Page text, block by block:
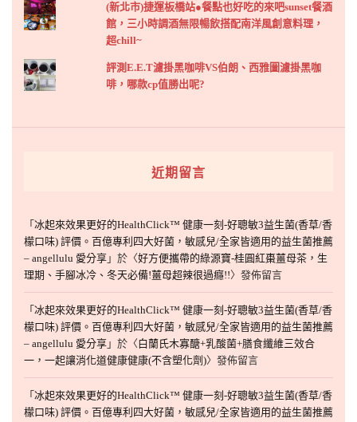
(新北市)捷運板橋站●餐點也好吃的來吧sunset餐酒
館，三小時調酒無限暢飲搭配南洋風創意料理，
超chill~
評測E.E.T濾掛黑咖啡VS伯朗、西雅圖濾掛黑咖
啡，哪款cp值勝出呢?
近期留言
「 冰起來效果更好的HealthClick™ 健康一刻-好聰敏3益生菌(香草/香
檬口味) 評價。百億專利四大好菌，敏感兒/全家皆適用的益生菌推薦
– angellulu 愛分享 」於〈好方便攜帶的綠源寶-桂圓紅棗薑母茶，生
理期、手腳冰冷、冬天必備!薑母超辣很過癮!!〉發佈留言
「 冰起來效果更好的HealthClick™ 健康一刻-好聰敏3益生菌(香草/香
檬口味) 評價。百億專利四大好菌，敏感兒/全家皆適用的益生菌推薦
– angellulu 愛分享 」於〈白蘭氏木寡醣+乳酸菌+膳食纖維三效合
一，一起讓消化道健康健康(不含塑化劑)〉發佈留言
「 冰起來效果更好的HealthClick™ 健康一刻-好聰敏3益生菌(香草/香
檬口味) 評價。百億專利四大好菌，敏感兒/全家皆適用的益生菌推薦